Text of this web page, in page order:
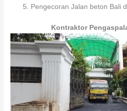
Pengecoran Jalan beton Bali
Kontraktor